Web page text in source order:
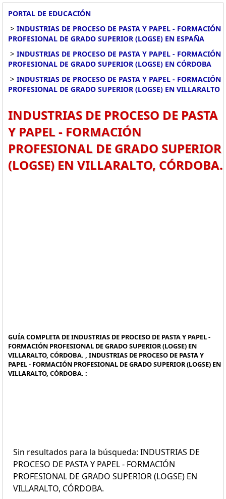
PORTAL DE EDUCACIÓN
> INDUSTRIAS DE PROCESO DE PASTA Y PAPEL - FORMACIÓN
PROFESIONAL DE GRADO SUPERIOR (LOGSE) EN ESPAÑA
> INDUSTRIAS DE PROCESO DE PASTA Y PAPEL - FORMACIÓN
PROFESIONAL DE GRADO SUPERIOR (LOGSE) EN CÓRDOBA
> INDUSTRIAS DE PROCESO DE PASTA Y PAPEL - FORMACIÓN
PROFESIONAL DE GRADO SUPERIOR (LOGSE) EN VILLARALTO
INDUSTRIAS DE PROCESO DE PASTA
Y PAPEL - FORMACIÓN
PROFESIONAL DE GRADO SUPERIOR
(LOGSE) EN VILLARALTO, CÓRDOBA.
GUÍA COMPLETA DE INDUSTRIAS DE PROCESO DE PASTA Y PAPEL -
FORMACIÓN PROFESIONAL DE GRADO SUPERIOR (LOGSE) EN
VILLARALTO, CÓRDOBA. , INDUSTRIAS DE PROCESO DE PASTA Y
PAPEL - FORMACIÓN PROFESIONAL DE GRADO SUPERIOR (LOGSE) EN
VILLARALTO, CÓRDOBA. :
Sin resultados para la búsqueda: INDUSTRIAS DE
PROCESO DE PASTA Y PAPEL - FORMACIÓN
PROFESIONAL DE GRADO SUPERIOR (LOGSE) EN
VILLARALTO, CÓRDOBA.